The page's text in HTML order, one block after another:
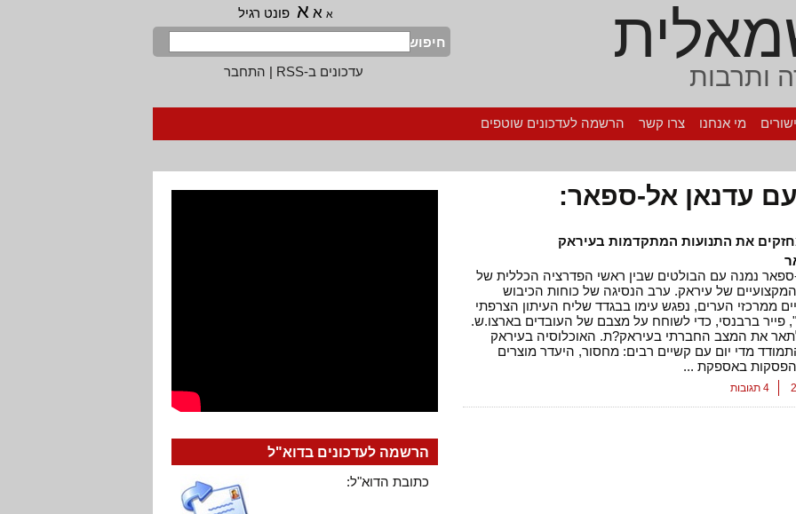
ותרבות
א א א פונט רגיל
חיפוש
עדכונים ב-RSS
| התחבר
מי אנחנו צרו קשר הרשמה לעדכונים שוטפים
עדנאן אל-ספאר:
את התנועות המתקדמות בעיראק
ספאר נמנה עם הבולטים שבין ראשי הפדרציה הכללית של
המקצועיים של עיראק. ערב הנסיגה של כוחות הכיבוש
ממרכזי הערים, נפגש עימו בבגדד שליח העיתון הצרפתי
פייר ברבנסי, כדי לשוחח על מצבם של העובדים בארצו.ש.
את המצב החברתי בעיראק?ת. האוכלוסיה בעיראק
מדי יום עם קשיים רבים: מחסור, היעדר מוצרים
הפסקות באספקת ...
4 תגובות
הרשמה לעדכונים בדוא"ל
כתובת הדוא"ל: